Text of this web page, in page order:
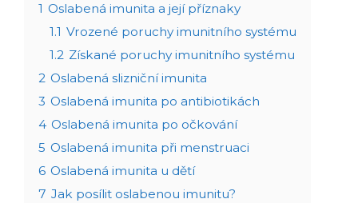
1 Oslabená imunita a její příznaky
1.1 Vrozené poruchy imunitního systému
1.2 Získané poruchy imunitního systému
2 Oslabená slizniční imunita
3 Oslabená imunita po antibiotikách
4 Oslabená imunita po očkování
5 Oslabená imunita při menstruaci
6 Oslabená imunita u dětí
7 Jak posílit oslabenou imunitu?